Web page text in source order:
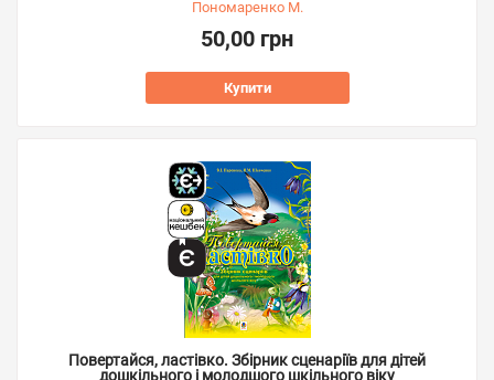
Пономаренко М.
50,00 грн
Купити
Повертайся, ластівко. Збірник сценаріїв для дітей
дошкільного і молодшого шкільного віку